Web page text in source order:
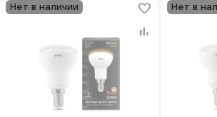
Нет в наличии Нет в